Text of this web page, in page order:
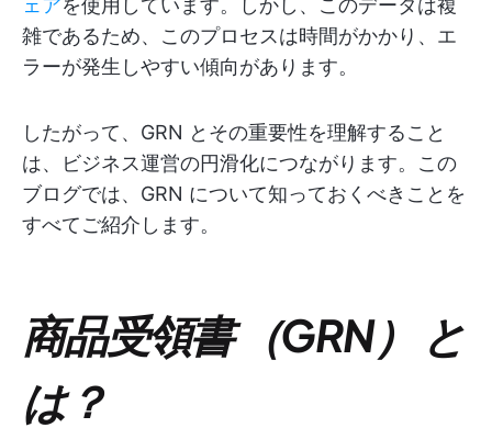
ェアを使用しています。しかし、このデータは複
雑であるため、このプロセスは時間がかかり、エ
ラーが発生しやすい傾向があります。
したがって、GRN とその重要性を理解すること
は、ビジネス運営の円滑化につながります。この
ブログでは、GRN について知っておくべきことを
すべてご紹介します。
商品受領書 （GRN） と
は？